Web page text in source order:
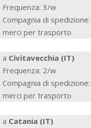
Frequenza: 3/w
Compagnia di
merci per trasporto
a Civitavecchia (IT)
Frequenza: 2/w
Compagnia di
merci per trasporto
a Catania (IT)